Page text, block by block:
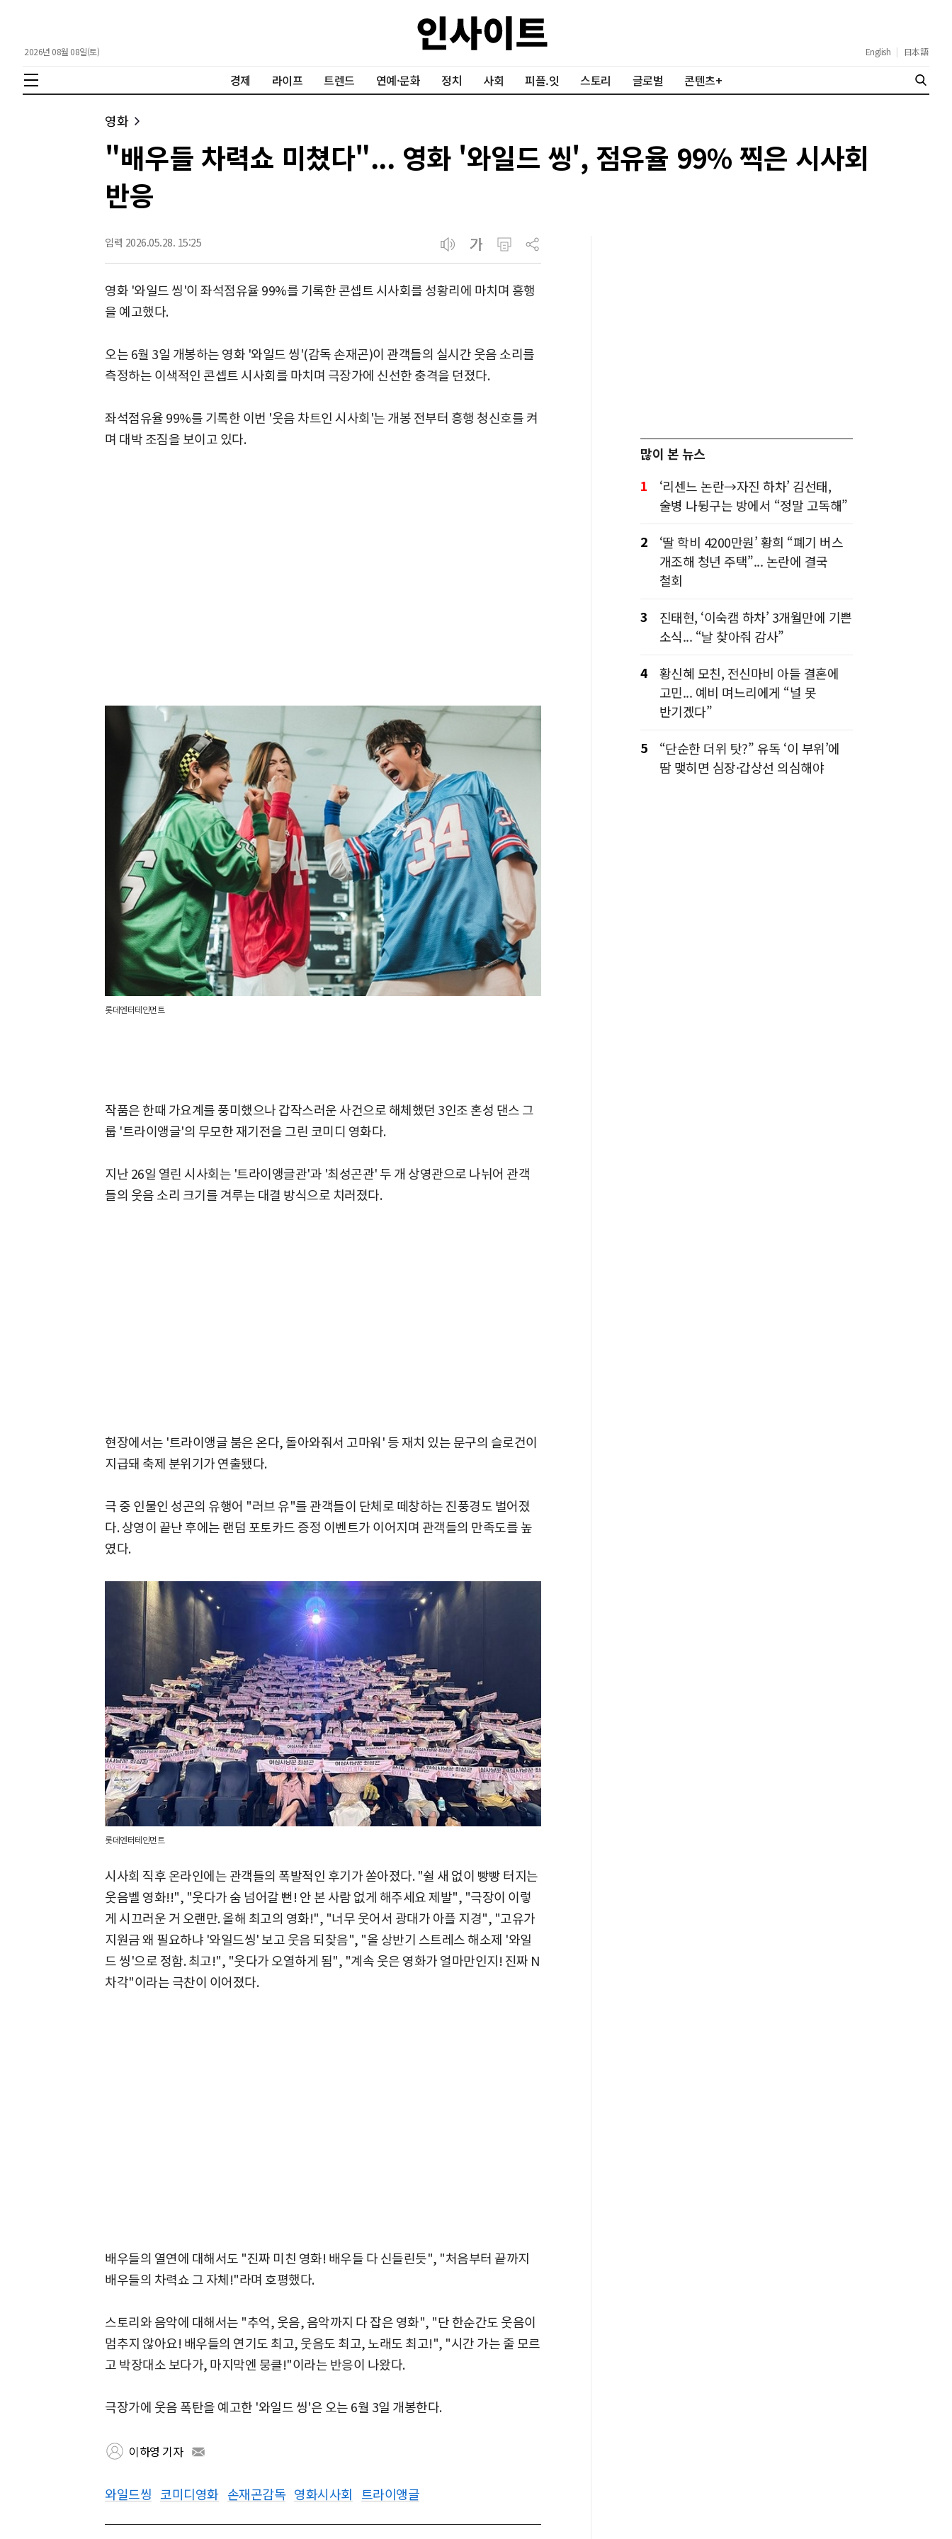
2026년 08월 08일(토) English | 日本語
경제 라이프 트렌드 연예·문화 정치 사회 피플.잇 스토리 글로벌 콘텐츠+
영화
"배우들 차력쇼 미쳤다"... 영화 '와일드 씽', 점유율 99% 찍은 시사회
반응
입력 2026.05.28. 15:25
영화 '와일드 씽'이 좌석점유율 99%를 기록한 콘셉트 시사회를 성황리에 마치며 흥행
을 예고했다.
오는 6월 3일 개봉하는 영화 '와일드 씽'(감독 손재곤)이 관객들의 실시간 웃음 소리를
측정하는 이색적인 콘셉트 시사회를 마치며 극장가에 신선한 충격을 던졌다.
좌석점유율 99%를 기록한 이번 '웃음 차트인 시사회'는 개봉 전부터 흥행 청신호를 켜
며 대박 조짐을 보이고 있다.
롯데엔터테인먼트
작품은 한때 가요계를 풍미했으나 갑작스러운 사건으로 해체했던 3인조 혼성 댄스 그
룹 '트라이앵글'의 무모한 재기전을 그린 코미디 영화다.
지난 26일 열린 시사회는 '트라이앵글관'과 '최성곤관' 두 개 상영관으로 나뉘어 관객
들의 웃음 소리 크기를 겨루는 대결 방식으로 치러졌다.
현장에서는 '트라이앵글 붐은 온다, 돌아와줘서 고마워' 등 재치 있는 문구의 슬로건이
지급돼 축제 분위기가 연출됐다.
극 중 인물인 성곤의 유행어 "러브 유"를 관객들이 단체로 떼창하는 진풍경도 벌어졌
다. 상영이 끝난 후에는 랜덤 포토카드 증정 이벤트가 이어지며 관객들의 만족도를 높
였다.
롯데엔터테인먼트
시사회 직후 온라인에는 관객들의 폭발적인 후기가 쏟아졌다. "쉴 새 없이 빵빵 터지는
웃음벨 영화!!", "웃다가 숨 넘어갈 뻔! 안 본 사람 없게 해주세요 제발", "극장이 이렇
게 시끄러운 거 오랜만. 올해 최고의 영화!", "너무 웃어서 광대가 아플 지경", "고유가
지원금 왜 필요하냐 '와일드씽' 보고 웃음 되찾음", "올 상반기 스트레스 해소제 '와일
드 씽'으로 정함. 최고!", "웃다가 오열하게 됨", "계속 웃은 영화가 얼마만인지! 진짜 N
차각"이라는 극찬이 이어졌다.
배우들의 열연에 대해서도 "진짜 미친 영화! 배우들 다 신들린듯", "처음부터 끝까지
배우들의 차력쇼 그 자체!"라며 호평했다.
스토리와 음악에 대해서는 "추억, 웃음, 음악까지 다 잡은 영화", "단 한순간도 웃음이
멈추지 않아요! 배우들의 연기도 최고, 웃음도 최고, 노래도 최고!", "시간 가는 줄 모르
고 박장대소 보다가, 마지막엔 뭉클!"이라는 반응이 나왔다.
극장가에 웃음 폭탄을 예고한 '와일드 씽'은 오는 6월 3일 개봉한다.
이하영 기자
와일드씽 코미디영화 손재곤감독 영화시사회 트라이앵글
많이 본 뉴스
1
‘리센느 논란→자진 하차’ 김선태,
술병 나뒹구는 방에서 “정말 고독해”
2
‘딸 학비 4200만원’ 황희 “폐기 버스
개조해 청년 주택”... 논란에 결국
철회
3
진태현, ‘이숙캠 하차’ 3개월만에 기쁜
소식... “날 찾아줘 감사”
4
황신혜 모친, 전신마비 아들 결혼에
고민... 예비 며느리에게 “널 못
반기겠다”
5
“단순한 더위 탓?” 유독 ‘이 부위’에
땀 맺히면 심장·갑상선 의심해야